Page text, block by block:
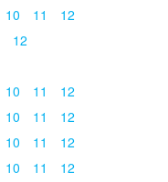
10 11
12
12
10 11
12
10 11
12
10 11
12
10 11
12